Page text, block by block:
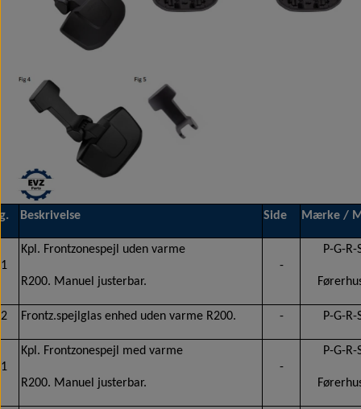
Beskrivelse Side Mærke /
1
Kpl. Frontzonespejl uden varme
R200. Manuel justerbar.
-
P-G-
2 Frontz.spejlglas enhed uden varme R200. - P-G-
1
Kpl. Frontzonespejl med varme
R200. Manuel justerbar.
-
P-G-